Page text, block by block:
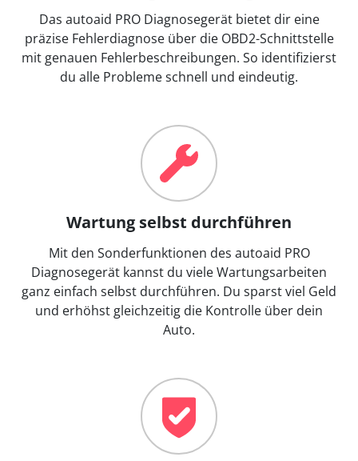
Das autoaid PRO Diagnosegerät bietet dir eine
präzise Fehlerdiagnose über die OBD2-Schnittstelle
mit genauen Fehlerbeschreibungen. So identifizierst
du alle Probleme schnell und eindeutig.
Wartung selbst durchführen
Mit den Sonderfunktionen des autoaid PRO
Diagnosegerät kannst du viele Wartungsarbeiten
ganz einfach selbst durchführen. Du sparst viel Geld
und erhöhst gleichzeitig die Kontrolle über dein
Auto.